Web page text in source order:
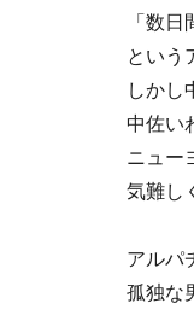
「数
という
しかし
中佐い
ニュー
気難し
アルパ
孤独な